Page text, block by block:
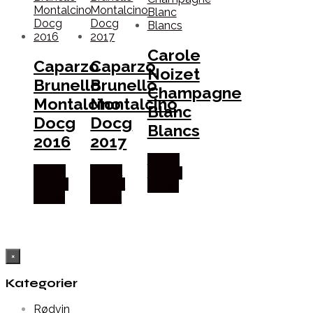
Caparzo
Brunello
Montalcino
Docg
2016
Caparzo
Brunello
Montalcino
Docg
2017
Carole
Noizet
Champagne
Blanc
Blancs
×
Kategorier
Rødvin